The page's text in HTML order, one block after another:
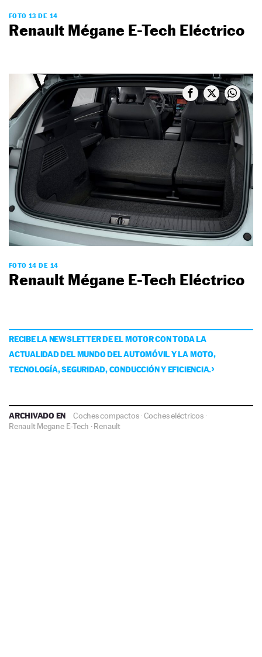
FOTO 13 DE 14
Renault Mégane E-Tech Eléctrico
FOTO 14 DE 14
Renault Mégane E-Tech Eléctrico
RECIBE LA NEWSLETTER DE EL MOTOR CON TODA LA
ACTUALIDAD DEL MUNDO DEL AUTOMÓVIL Y LA MOTO,
TECNOLOGÍA, SEGURIDAD, CONDUCCIÓN Y EFICIENCIA.
ARCHIVADO EN Coches compactos·Coches eléctricos·
Renault Megane E-Tech ·Renault